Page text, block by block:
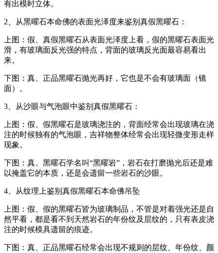
有出模时立体。
2、从黑曜石本命佛的表面光泽度来鉴别真假黑曜石：
上图：假、真假黑曜石从表面光泽度上看，假的黑曜石表面光
滑，有玻璃面反光强的特点，背面的玻璃反光面最容易看出
来。
下图：真、正品黑曜石抛光再好，它也是不会有玻璃面（镜
面）。
3、从沙眼与气泡眼中鉴别真假黑曜石：
上图：假、假黑曜石是玻璃浇注的，背面经常会出现玻璃在浇
注的时候独有的气泡眼，吉祥物整体经常会出现轻微变形走样
现象。
下图：真、黑曜石学名叫“黑曜岩”，岩石在打磨抛光后还是难
以掩盖它的本质，还是会遗留一些岩石的沙眼。
4、从纹理上鉴别真假黑曜石本命佛吊坠
上图：假、假的黑曜石皆为玻璃制品，不管是对着强光还是自
然平看，都是看不到天然岩石的年份纹及层纹的，只有表皮浇
注的时候模具遗留的痕迹。
下图：真、正品黑曜石经常会出现不规则的层纹、年份纹、颜